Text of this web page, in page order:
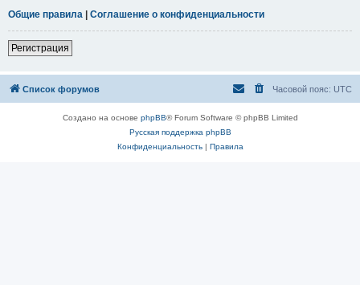
Общие правила | Соглашение о конфиденциальности
Регистрация
Список форумов Часовой пояс: UTC
Создано на основе phpBB® Forum Software © phpBB Limited
Русская поддержка phpBB
Конфиденциальность| Правила